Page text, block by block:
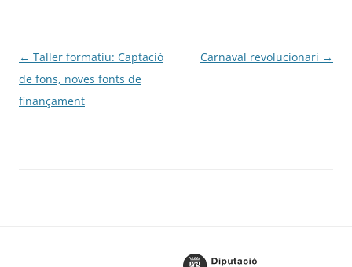
Navegació
per
les
← Taller formatiu: Captació
de fons, noves fonts de
finançament
Carnaval revolucionari →